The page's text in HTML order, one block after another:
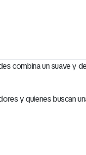
combina un suave y
y quienes buscan